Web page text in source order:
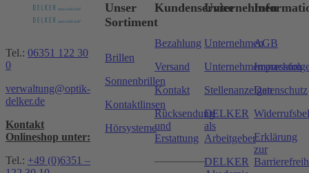
Tel.: 06351 122 30
0
verwaltung@optik-
delker.de
Kontakt
Onlineshop unter:
Tel.: +49 (0)6351 –
Unser
Sortiment
Brillen
Sonnenbrillen
Kontaktlinsen
Hörsysteme
Kundenservice
Bezahlung
Versand
Kontakt
Rücksendung
und
Erstattung
Unternehmen
Unternehmen
Stellenanzeigen
DELKER
als
Arbeitgeber
DELKER
AGB
Impressum
Datenschutz
Erklärung
zur